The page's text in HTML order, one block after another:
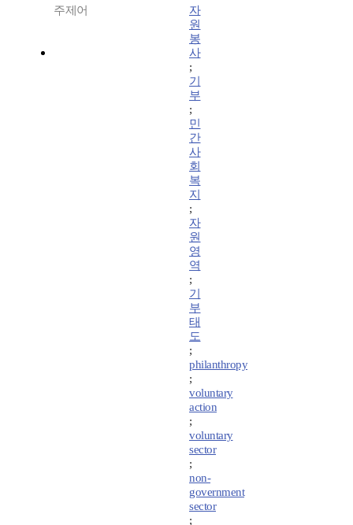
주제어
자
원
봉
사
;
기
부
;
민
간
사
회
복
지
;
자
원
영
역
;
기
부
태
도
;
philanthropy
;
voluntary
action
;
voluntary
sector
;
non-
government
sector
;